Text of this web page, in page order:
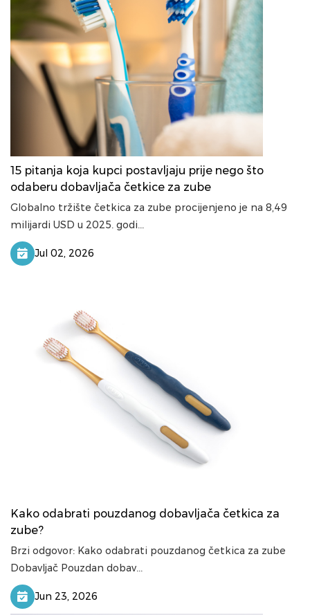
15 pitanja koja kupci postavljaju prije nego što
odaberu dobavljača četkice za zube
Globalno tržište četkica za zube procijenjeno je na 8,49
milijardi USD u 2025. godi...
Jul 02, 2026
Kako odabrati pouzdanog dobavljača četkica za
zube?
Brzi odgovor: Kako odabrati pouzdanog četkica za zube
Dobavljač Pouzdan dobav...
Jun 23, 2026